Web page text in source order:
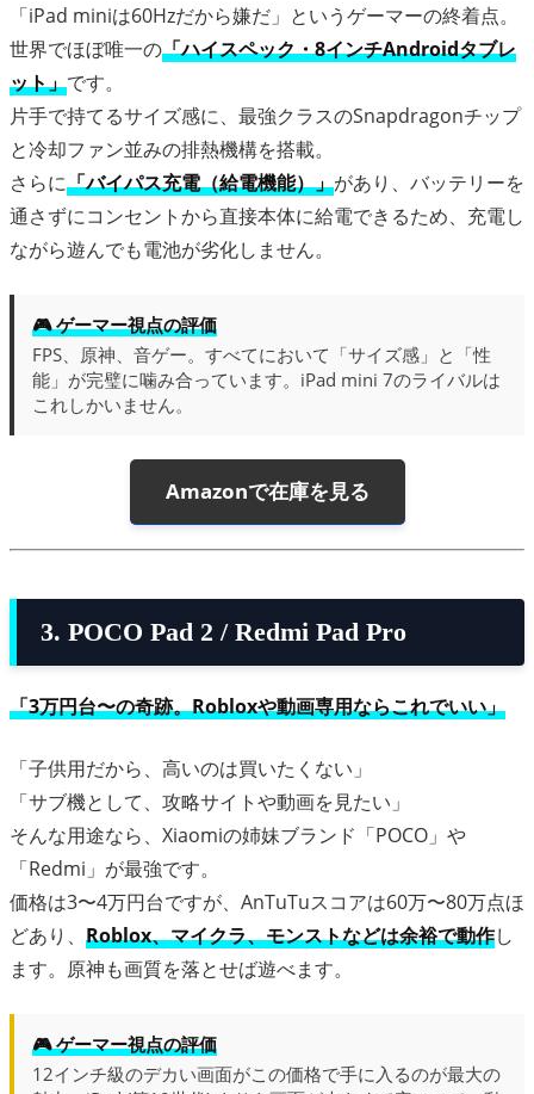
「iPad miniは60Hzだから嫌だ」というゲーマーの終着点。
世界でほぼ唯一の「ハイスペック・8インチAndroidタブレ
ット」です。
片手で持てるサイズ感に、最強クラスのSnapdragonチップ
と冷却ファン並みの排熱機構を搭載。
さらに「バイパス充電（給電機能）」があり、バッテリーを
通さずにコンセントから直接本体に給電できるため、充電し
ながら遊んでも電池が劣化しません。
🎮 ゲーマー視点の評価
FPS、原神、音ゲー。すべてにおいて「サイズ感」と「性
能」が完璧に噛み合っています。iPad mini 7のライバルは
これしかいません。
Amazonで在庫を見る
3. POCO Pad 2 / Redmi Pad Pro
「3万円台〜の奇跡。Robloxや動画専用ならこれでいい」
「子供用だから、高いのは買いたくない」
「サブ機として、攻略サイトや動画を見たい」
そんな用途なら、Xiaomiの姉妹ブランド「POCO」や
「Redmi」が最強です。
価格は3〜4万円台ですが、AnTuTuスコアは60万〜80万点ほ
どあり、 Roblox、マイクラ、モンストなどは余裕で動作し
ます。原神も画質を落とせば遊べます。
🎮 ゲーマー視点の評価
12インチ級のデカい画面がこの価格で手に入るのが最大の